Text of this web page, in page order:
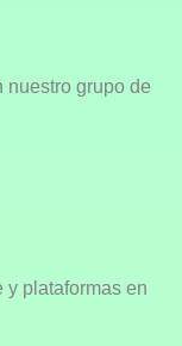
nuestro grupo de
y plataformas en